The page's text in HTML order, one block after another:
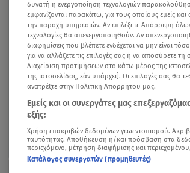
δυνατή η ενεργοποίηση τεχνολογιών
εμφανίζονται παρακάτω, για τους οποίους εμείς
την παροχή υπηρεσιών. Αν επιλέξετε Απόρριψη
τεχνολογίες θα απενεργοποιηθούν. Αν
διαφημίσεις που βλέπετε ενδέχεται να μην είναι
για να αλλάξετε τις επιλογές σας ή να αποσύρετε
Διαχείριση προτιμήσεων στο κάτω μέρος της
της ιστοσελίδας, εάν υπάρχει]. Οι επιλογές σας θα
ανατρέξτε στην Πολιτική Απορρήτου μας.
Εμείς και οι συνεργάτες μας
εξής:
Χρήση επακριβών δεδομένων γεωεντοπισμού.
ταυτότητας. Αποθήκευση ή/και πρόσβαση στα
περιεχόμενο, μέτρηση διαφήμισης και
Κατάλογος συνεργατών (προμηθευτές)